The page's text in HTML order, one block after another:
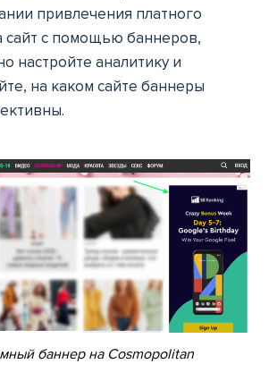
привлечения платного
сайт с помощью баннеров,
настройте аналитику и
на каком сайте баннеры
баннер на Cosmopolitan